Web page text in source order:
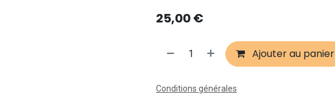
25,00€
Ajouter au panier
Conditions générales